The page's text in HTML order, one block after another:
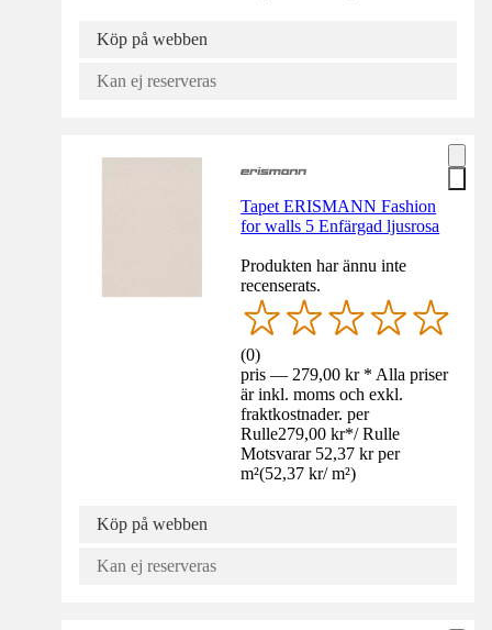
Köp på webben
Kan ej reserveras
Tapet ERISMANN Fashion
for walls 5 Enfärgad ljusrosa
Produkten har ännu inte
recenserats.
(0)
pris — 279,00 kr * Alla priser
är inkl. moms och exkl.
fraktkostnader. per
Rulle279,00 kr*/ Rulle
Motsvarar 52,37 kr per
m²(52,37 kr/ m²)
Köp på webben
Kan ej reserveras